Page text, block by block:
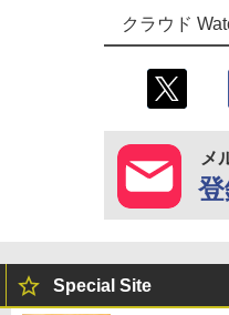
クラウド
メ
Special Site